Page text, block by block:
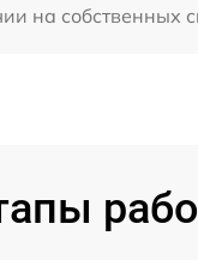
на собственных